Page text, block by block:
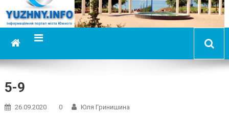
5-9
26.09.2020 0
Юля Гринишина